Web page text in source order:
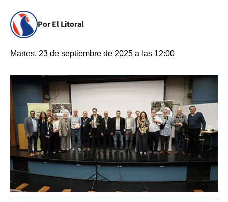
Por El Litoral
Martes, 23 de septiembre de 2025 a las 12:00